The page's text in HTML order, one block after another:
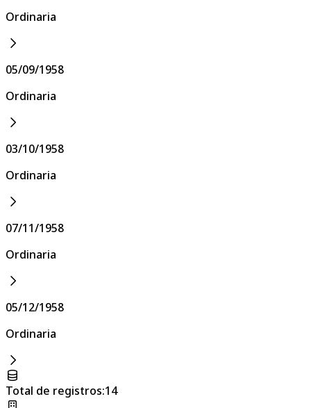
Ordinaria
05/09/1958
Ordinaria
03/10/1958
Ordinaria
07/11/1958
Ordinaria
05/12/1958
Ordinaria
Total de registros:14